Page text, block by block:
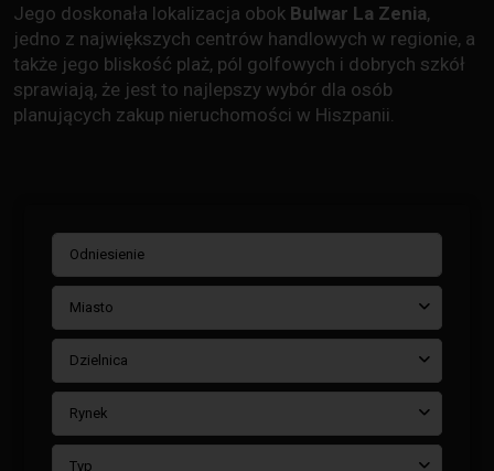
Jego doskonała lokalizacja obok Bulwar La Zenia,
jedno z największych centrów handlowych w regionie, a
także jego bliskość plaż, pól golfowych i dobrych szkół
sprawiają, że jest to najlepszy wybór dla osób
planujących zakup nieruchomości w Hiszpanii.
Miasto
Dzielnica
Rynek
Typ